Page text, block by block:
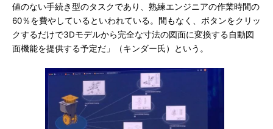
値のない手続き型のタスクであり、熟練エンジニアの作業時間の
60％を費やしているといわれている。間もなく、ボタンをクリッ
クするだけで3Dモデルから完全な寸法の図面に変換する自動図
面機能を提供する予定だ」（キンダー氏）という。